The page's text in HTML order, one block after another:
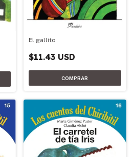
El gallito
$11.43 USD